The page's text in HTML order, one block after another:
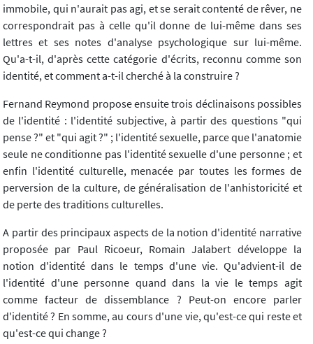
immobile, qui n'aurait pas agi, et se serait contenté de rêver, ne
correspondrait pas à celle qu'il donne de lui-même dans ses
lettres et ses notes d'analyse psychologique sur lui-même.
Qu'a-t-il, d'après cette catégorie d'écrits, reconnu comme son
identité, et comment a-t-il cherché à la construire ?
Fernand Reymond propose ensuite trois déclinaisons possibles
de l'identité : l'identité subjective, à partir des questions "qui
pense ?" et "qui agit ?" ; l'identité sexuelle, parce que l'anatomie
seule ne conditionne pas l'identité sexuelle d'une personne ; et
enfin l'identité culturelle, menacée par toutes les formes de
perversion de la culture, de généralisation de l'anhistoricité et
de perte des traditions culturelles.
A partir des principaux aspects de la notion d'identité narrative
proposée par Paul Ricoeur, Romain Jalabert développe la
notion d'identité dans le temps d'une vie. Qu'advient-il de
l'identité d'une personne quand dans la vie le temps agit
comme facteur de dissemblance ? Peut-on encore parler
d'identité ? En somme, au cours d'une vie, qu'est-ce qui reste et
qu'est-ce qui change ?